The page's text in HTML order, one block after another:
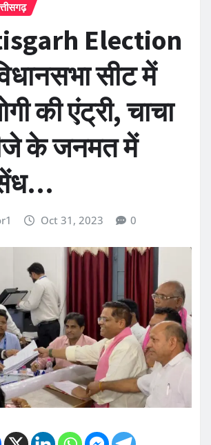
Election
सीट में
की एंट्री, चाचा
के जनमत में
Oct 31, 2023 0